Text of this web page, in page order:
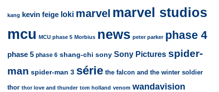
kang kevin feige loki marvel marvel studios
mcu MCU phase 5 Morbius news peter parker phase 4
phase 5 phase 6 shang-chi sony Sony Pictures spider-
man spider-man 3 série the falcon and the winter soldier
thor thor love and thunder tom holland venom wandavision